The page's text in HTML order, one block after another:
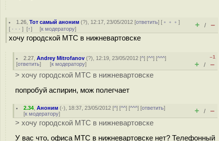
1.26 ,Тот самый аноним (?), 12:17, 23/05/2012 [ответить] [ ﹢﹢﹢]
[ · · · ] [↑] [к модератору] + / –
хочу городской МТС в нижневартовске
2.27 ,Andrey Mitrofanov (?), 12:19, 23/05/2012 [^] [^^] [^^^]
[ответить] [к модератору]
–1
+ / –
> хочу городской МТС в нижневартовске
попробуй аспирин, мож полегчает
2.34 ,Аноним (-), 18:37, 23/05/2012 [^] [^^] [^^^] [ответить]
[к модератору] + / –
> хочу городской МТС в нижневартовске
У вас что, офиса МТС в нижневартовске нет? Телефонный